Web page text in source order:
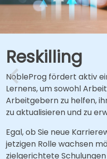
Reskilling
NobleProg fördert aktiv
Lernens, um sowohl
Arbeitgebern zu helfen,
zu aktualisieren und zu
Egal, ob Sie neue
jetzigen Rolle wachsen
zielgerichtete